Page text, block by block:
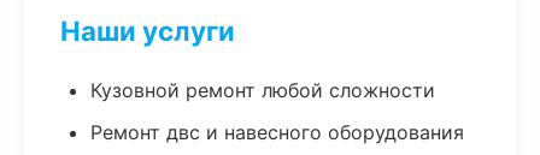
Наши услуги
Кузовной ремонт любой сложности
Ремонт двс и навесного оборудования